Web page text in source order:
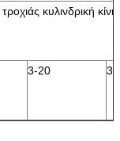
κυλινδρική
3-20 3-